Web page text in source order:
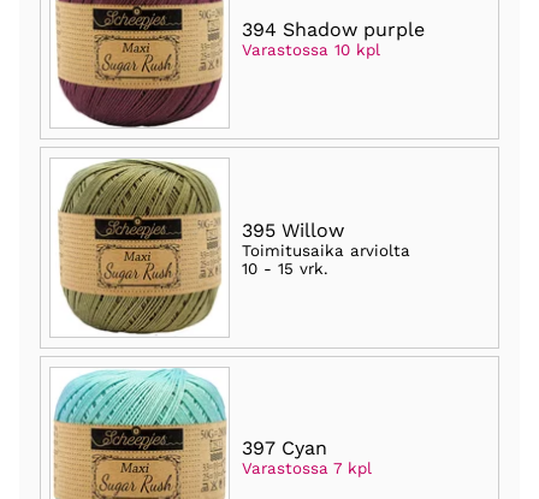
394 Shadow purple
Varastossa 10 kpl
395 Willow
Toimitusaika arviolta
10 - 15 vrk.
397 Cyan
Varastossa 7 kpl